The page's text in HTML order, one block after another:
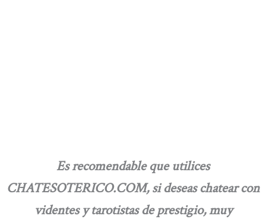
Es recomendable que utilices
CHATESOTERICO.COM, si deseas chatear con
videntes y tarotistas de prestigio, muy